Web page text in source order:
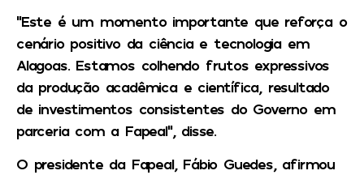
“Este é um momento importante que reforça o
cenário positivo da ciência e tecnologia em
Alagoas. Estamos colhendo frutos expressivos
da produção acadêmica e científica, resultado
de investimentos consistentes do Governo em
parceria com a Fapeal”, disse.
O presidente da Fapeal, Fábio Guedes, afirmou